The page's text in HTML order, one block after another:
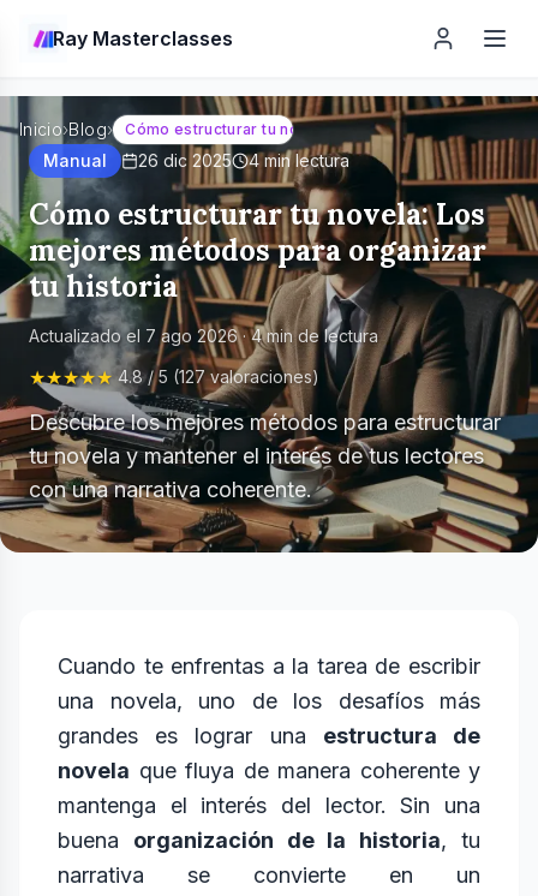
Ray Masterclasses
Inicio›Blog› Cómo estructurar tu novela: Los mejores métodos
Manual 26 dic 2025 4min lectura
Cómo estructurar tu novela: Los
mejores métodos para organizar
tu historia
Actualizado el 7 ago 2026·4min de lectura
★★★★★ 4.8 / 5 (127 valoraciones)
Descubre los mejores métodos para estructurar
tu novela y mantener el interés de tus lectores
con una narrativa coherente.
Cuando te enfrentas a la tarea de escribir
una novela, uno de los desafíos más
grandes es lograr una estructura de
novela que fluya de manera coherente y
mantenga el interés del lector. Sin una
buena organización de la historia, tu
narrativa se convierte en un